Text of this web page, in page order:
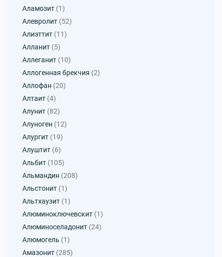
Аламозит (1)
Алевролит (52)
Алиэттит (11)
Алланит (5)
Аллеганит (10)
Аллогенная брекчия (2)
Аллофан (20)
Алтаит (4)
Алунит (82)
Алуноген (12)
Алургит (19)
Алуштит (6)
Альбит (105)
Альмандин (208)
Альстонит (1)
Альтхаузит (1)
Алюминоключевскит (1)
Алюминоселадонит (24)
Алюмогель (1)
Амазонит (285)